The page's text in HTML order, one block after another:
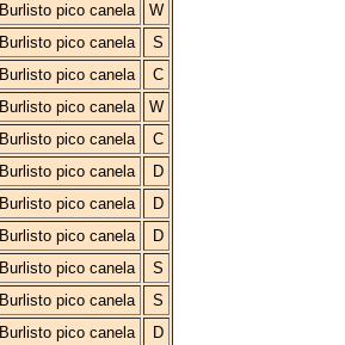
Burlisto pico canela W
Burlisto pico canela S
Burlisto pico canela C
Burlisto pico canela W
Burlisto pico canela C
Burlisto pico canela D
Burlisto pico canela D
Burlisto pico canela D
Burlisto pico canela S
Burlisto pico canela S
Burlisto pico canela D